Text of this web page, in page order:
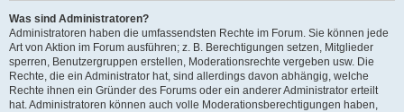
Was sind Administratoren?
Administratoren haben die umfassendsten Rechte im Forum. Sie können jede
Art von Aktion im Forum ausführen; z. B. Berechtigungen setzen, Mitglieder
sperren, Benutzergruppen erstellen, Moderationsrechte vergeben usw. Die
Rechte, die ein Administrator hat, sind allerdings davon abhängig, welche
Rechte ihnen ein Gründer des Forums oder ein anderer Administrator erteilt
hat. Administratoren können auch volle Moderationsberechtigungen haben,